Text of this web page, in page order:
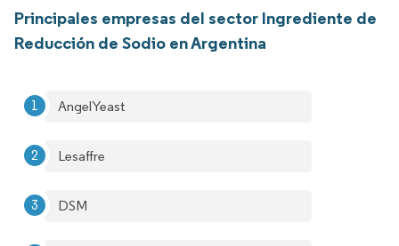
Principales empresas del sector Ingrediente de
Reducción de Sodio en Argentina
AngelYeast
Lesaffre
DSM